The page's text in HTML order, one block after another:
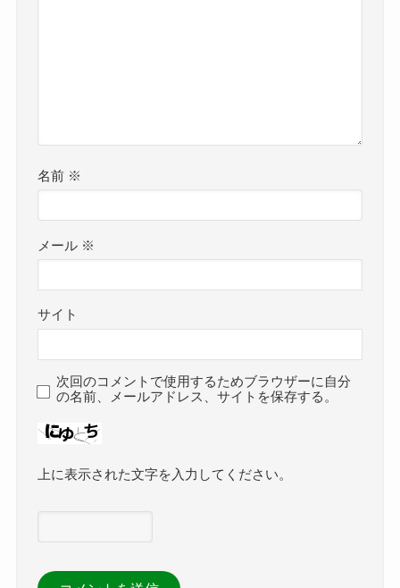
名前 ※
メール ※
サイト
次回のコメントで使用するためブラウザーに自分
の名前、メールアドレス、サイトを保存する。
上に表示された文字を入力してください。